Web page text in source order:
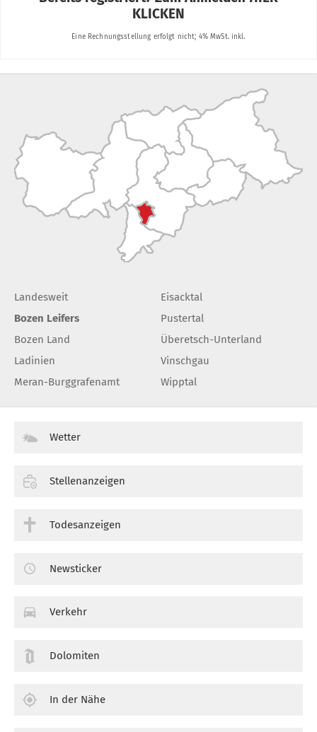
Landesweit
Bozen Leifers
Bozen Land
Ladinien
Meran-Burggrafenamt
Eisacktal
Pustertal
Überetsch-Unterland
Vinschgau
Wipptal
Wetter
Stellenanzeigen
Todesanzeigen
Newsticker
Verkehr
Dolomiten
In der Nähe